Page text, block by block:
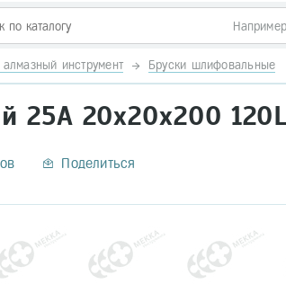
инструмент Бруски шлифовальные
25А 20х20х200
Поделиться